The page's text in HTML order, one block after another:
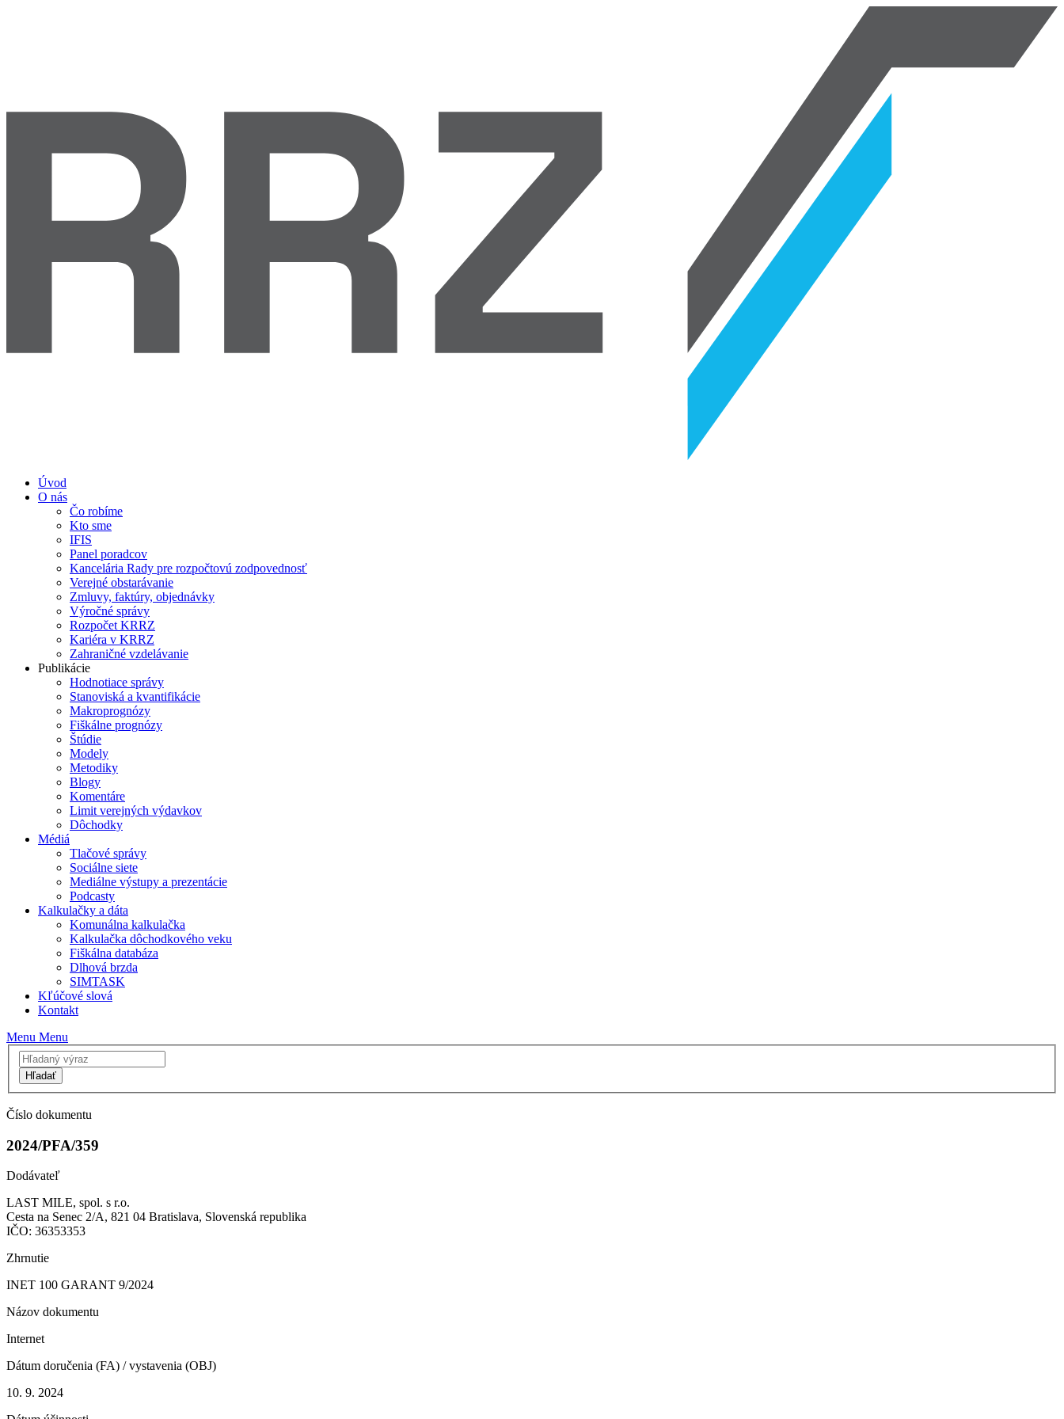
Úvod
O nás
Čo robíme
Kto sme
IFIS
Panel poradcov
Kancelária Rady pre rozpočtovú zodpovednosť
Verejné obstarávanie
Zmluvy, faktúry, objednávky
Výročné správy
Rozpočet KRRZ
Kariéra v KRRZ
Zahraničné vzdelávanie
Publikácie
Hodnotiace správy
Stanoviská a kvantifikácie
Makroprognózy
Fiškálne prognózy
Štúdie
Modely
Metodiky
Blogy
Komentáre
Limit verejných výdavkov
Dôchodky
Médiá
Tlačové správy
Sociálne siete
Mediálne výstupy a prezentácie
Podcasty
Kalkulačky a dáta
Komunálna kalkulačka
Kalkulačka dôchodkového veku
Fiškálna databáza
Dlhová brzda
SIMTASK
Kľúčové slová
Kontakt
Menu Menu
Hľadať
Číslo dokumentu
2024/PFA/359
Dodávateľ
LAST MILE, spol. s r.o.
Cesta na Senec 2/A, 821 04 Bratislava, Slovenská republika
IČO: 36353353
Zhrnutie
INET 100 GARANT 9/2024
Názov dokumentu
Internet
Dátum doručenia (FA) / vystavenia (OBJ)
10. 9. 2024